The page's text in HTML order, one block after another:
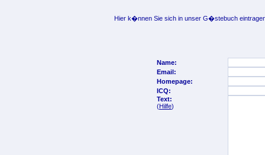
Hier k�nnen Sie sich in unser G�stebuch
Name:
Email:
Homepage:
ICQ:
Text:
(Hilfe)